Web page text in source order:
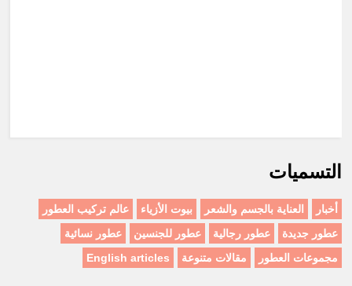
التسميات
أخبار العناية بالجسم والشعر بيوت الأزياء
عالم تركيب العطور
عطور جديدة
عطور رجالية عطور للجنسين
عطور نسائية
مجموعات العطور
مقالات متنوعة English articles